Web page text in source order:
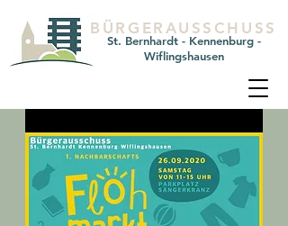
BÜRGERAUSSCHUSS
St. Bernhardt - Kennenburg -
Wiflingshausen